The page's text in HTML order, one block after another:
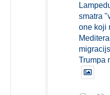
smatra
one koji
Trumpa